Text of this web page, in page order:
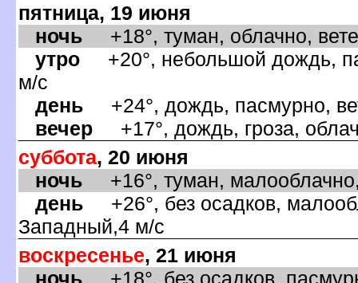
пятница, 19 июня
ночь +18°, туман, облачно,
утро +20°, небольшой дождь,
м/с
день +24°, дождь, пасмурно,
ечер +17°, дождь, гроза,
суббота, 20 июня
ночь +16°, туман,
день +26°, без осадков,
Западный,4 м/с
оскресенье, 21 июня
ночь +18°, без осадков,